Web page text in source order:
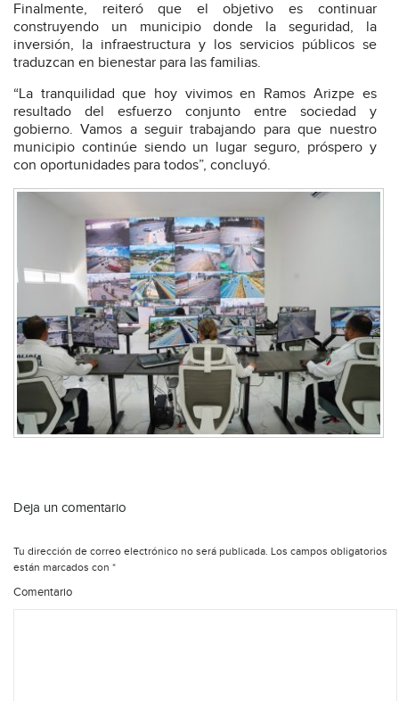
Finalmente, reiteró que el objetivo es continuar
construyendo un municipio donde la seguridad, la
inversión, la infraestructura y los servicios públicos se
traduzcan en bienestar para las familias.
“La tranquilidad que hoy vivimos en Ramos Arizpe es
resultado del esfuerzo conjunto entre sociedad y
gobierno. Vamos a seguir trabajando para que nuestro
municipio continúe siendo un lugar seguro, próspero y
con oportunidades para todos”, concluyó.
Deja un comentario
Tu dirección de correo electrónico no será publicada. Los campos obligatorios
están marcados con *
Comentario